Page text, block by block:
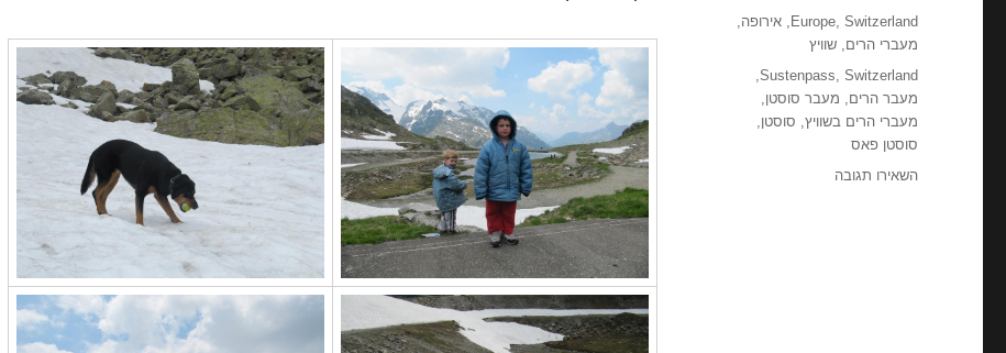
בתאריך
קטגוריות
Europe, Switzerland
,אירופה,
מעברי הרים,שוויץ
תגיות
Sustenpass, Switzerland
,
מעבר הרים, מעבר סוסטן,
מעברי הרים בשוויץ, סוסטן,
סוסטן פאס
השאירו תגובה